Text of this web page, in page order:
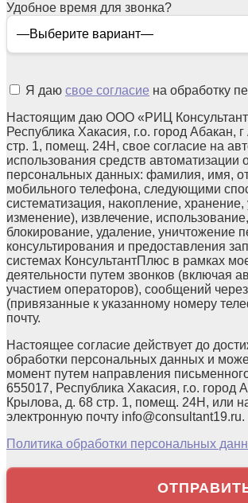
Удобное время для звонка?
Я даю свое согласие на обработку
Настоящим даю ООО «РИЦ
Республика Хакасия, г.о. город Абакан,
стр. 1, помещ. 24Н, свое согласие на
использования средств автоматизации
персональных данных: фамилия, имя,
мобильного телефона, следующими
систематизация, накопление,
изменение), извлечение,
блокирование, удаление, уничтожение
консультирования и предоставления
системах КонсультантПлюс в рамках
деятельности путем звонков (включая
участием операторов), сообщений
(привязанные к указанному номеру
почту.
Настоящее согласие действует до
обработки персональных данных и
момент путем направления
655017, Республика Хакасия, г.о. город
Крылова, д. 68 стр. 1, помещ. 24Н, или
электронную почту info@consultant19.ru.
Политика обработки персональных